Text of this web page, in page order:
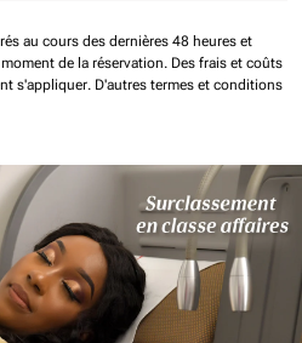
au cours des dernières 48 heures et
de la réservation. Des frais et coûts
s'appliquer. D'autres termes et conditions